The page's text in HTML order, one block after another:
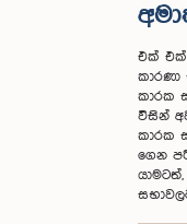
එක් එක්
කාරක
විසින්
කාරක
ගෙන